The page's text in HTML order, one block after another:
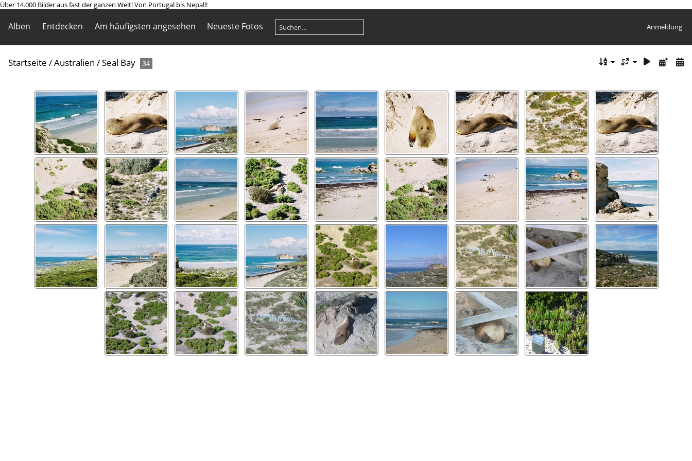
Über 14.000 Bilder aus fast der ganzen Welt! Von Portugal bis Nepal!!
Alben Entdecken Am häufigsten angesehen Neueste Fotos Anmeldung
Startseite /Australien /Seal Bay 34